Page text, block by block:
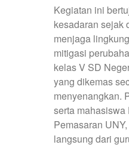
Kegiatan ini
kesadaran sejak
menjaga
mitigasi
kelas V SD
yang dikemas
menyenangkan.
serta mahasiswa
Pemasaran
langsung dari